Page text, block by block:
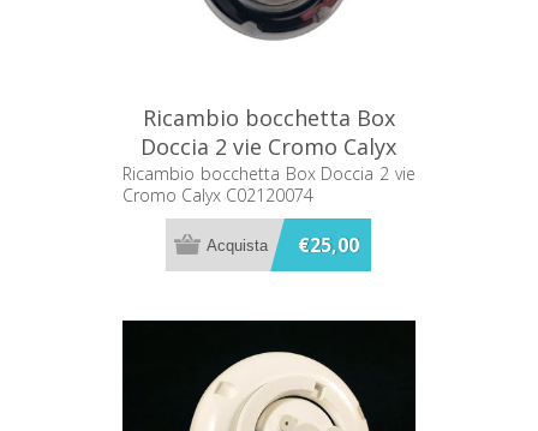
Ricambio bocchetta Box
Doccia 2 vie Cromo Calyx
C02120074
Ricambio bocchetta Box Doccia 2 vie
Cromo Calyx C02120074
€25,00